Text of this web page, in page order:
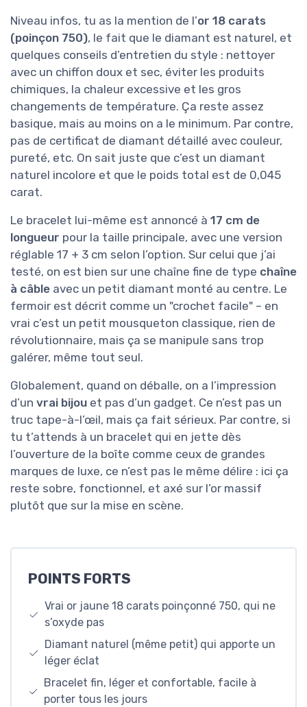
Niveau infos, tu as la mention de l’or 18 carats
(poinçon 750), le fait que le diamant est naturel, et
quelques conseils d’entretien du style : nettoyer
avec un chiffon doux et sec, éviter les produits
chimiques, la chaleur excessive et les gros
changements de température. Ça reste assez
basique, mais au moins on a le minimum. Par contre,
pas de certificat de diamant détaillé avec couleur,
pureté, etc. On sait juste que c’est un diamant
naturel incolore et que le poids total est de 0,045
carat.
Le bracelet lui-même est annoncé à 17 cm de
longueur pour la taille principale, avec une version
réglable 17 + 3 cm selon l’option. Sur celui que j’ai
testé, on est bien sur une chaîne fine de type chaîne
à câble avec un petit diamant monté au centre. Le
fermoir est décrit comme un "crochet facile" – en
vrai c’est un petit mousqueton classique, rien de
révolutionnaire, mais ça se manipule sans trop
galérer, même tout seul.
Globalement, quand on déballe, on a l’impression
d’un vrai bijou et pas d’un gadget. Ce n’est pas un
truc tape-à-l’œil, mais ça fait sérieux. Par contre, si
tu t’attends à un bracelet qui en jette dès
l’ouverture de la boîte comme ceux de grandes
marques de luxe, ce n’est pas le même délire : ici ça
reste sobre, fonctionnel, et axé sur l’or massif
plutôt que sur la mise en scène.
POINTS FORTS
Vrai or jaune 18 carats poinçonné 750, qui ne
s’oxyde pas
Diamant naturel (même petit) qui apporte un
léger éclat
Bracelet fin, léger et confortable, facile à
porter tous les jours